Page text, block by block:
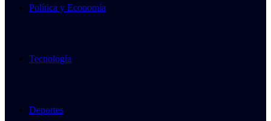
Política y Economía
Tecnología
Deportes